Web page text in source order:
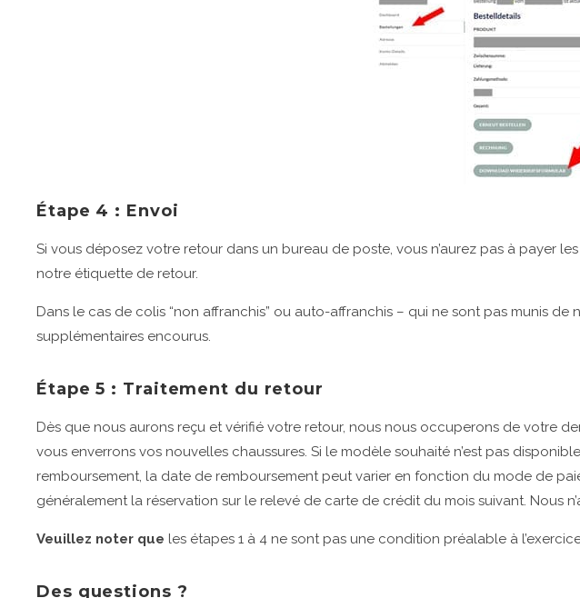
Étape 4 : Envoi
Si vous déposez votre retour dans un bureau de poste, vous n’aurez pas à payer
notre étiquette de retour.
Dans le cas de colis “non affranchis” ou auto-affranchis – qui ne sont pas munis
supplémentaires encourus.
Étape 5 : Traitement du retour
Dès que nous aurons reçu et vérifié votre retour, nous nous occuperons de votre
vous enverrons vos nouvelles chaussures. Si le modèle souhaité n’est pas
remboursement, la date de remboursement peut varier en fonction du mode de
généralement la réservation sur le relevé de carte de crédit du mois suivant. Nous
Veuillez noter que les étapes 1 à 4 ne sont pas une condition préalable à
Des questions ?